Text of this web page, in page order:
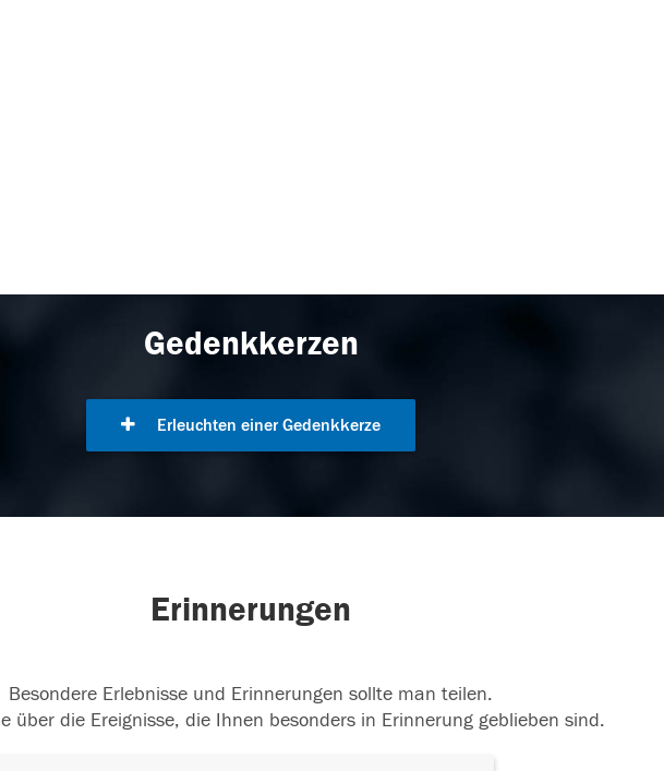
Gedenkkerzen
Erleuchten einer Gedenkkerze
Erinnerungen
Besondere Erlebnisse und Erinnerungen sollte man teilen.
über die Ereignisse, die Ihnen besonders in Erinnerung geblieben sind.